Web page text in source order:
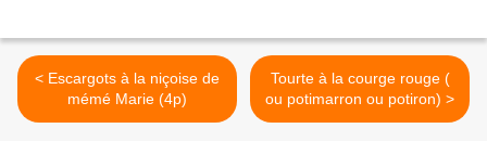
< Escargots à la niçoise de
mémé Marie (4p)
Tourte à la courge rouge (
ou potimarron ou potiron) >